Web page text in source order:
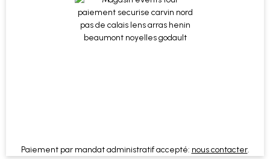
Paiement par mandat administratif accepté: nous contacter.